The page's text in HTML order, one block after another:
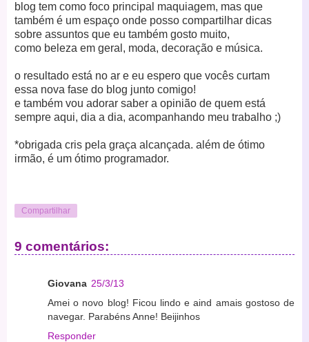
blog tem como foco principal maquiagem, mas que
também é um espaço onde posso compartilhar dicas
sobre assuntos que eu também gosto muito,
como beleza em geral, moda, decoração e música.
o resultado está no ar e eu espero que vocês curtam
essa nova fase do blog junto comigo!
e também vou adorar saber a opinião de quem está
sempre aqui, dia a dia, acompanhando meu trabalho ;)
*obrigada cris pela graça alcançada. além de ótimo
irmão, é um ótimo programador.
Compartilhar
9 comentários:
Giovana 25/3/13
Amei o novo blog! Ficou lindo e aind amais gostoso de
navegar. Parabéns Anne! Beijinhos
Responder